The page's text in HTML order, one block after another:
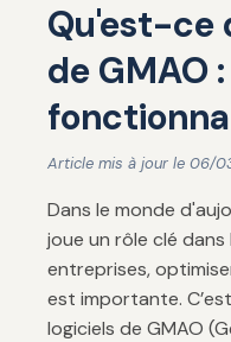
Qu'est-ce
de GMAO
Article mis à jour le 06/
Dans le monde
joue un rôle clé
entreprises,
est importante.
logiciels de GMAO